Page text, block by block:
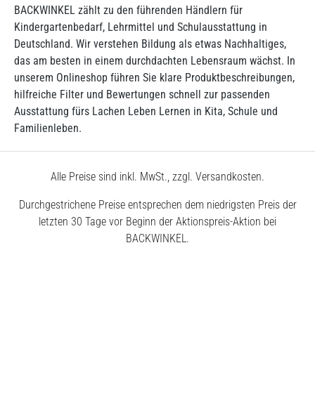
BACKWINKEL zählt zu den führenden Händlern für
Kindergartenbedarf, Lehrmittel und Schulausstattung in
Deutschland. Wir verstehen Bildung als etwas Nachhaltiges,
das am besten in einem durchdachten Lebensraum wächst. In
unserem Onlineshop führen Sie klare Produktbeschreibungen,
hilfreiche Filter und Bewertungen schnell zur passenden
Ausstattung fürs Lachen Leben Lernen in Kita, Schule und
Familienleben.
Alle Preise sind inkl. MwSt., zzgl. Versandkosten.
Durchgestrichene Preise entsprechen dem niedrigsten Preis der
letzten 30 Tage vor Beginn der Aktionspreis-Aktion bei
BACKWINKEL.